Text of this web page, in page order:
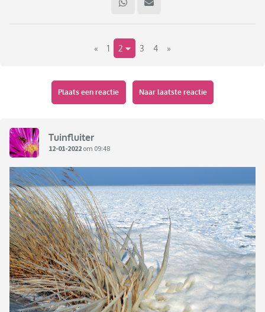
« 1 2 3 4 »
Plaats een reactie Naar laatste reactie
Tuinfluiter
12-01-2022 om 09:48